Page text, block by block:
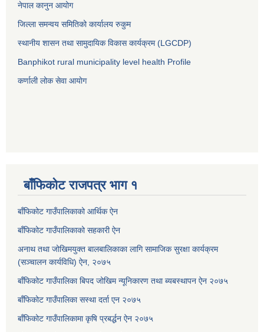
नेपाल कानुन आयोग
जिल्ला समन्वय समितिको कार्यालय रुकुम
स्थानीय शासन तथा सामुदायिक विकास कार्यक्रम (LGCDP)
Banphikot rural municipality level health Profile
कर्णाली लोक सेवा आयाेग
बाँफिकोट राजपत्र भाग १
बाँफिकोट गाउँपालिकाको आर्थिक ऐन
बाँफिकोट गाउँपालिकाको सहकारी ऐन
अनाथ तथा जोखिमयुक्त बालबालिकाका लागि सामाजिक सुरक्षा कार्यक्रम
(सञ्चालन कार्यविधि) ऐन, २०७५
बाँफिकोट गाउँपालिका बिपद जोखिम न्यूनिकारण तथा ब्यबस्थापन ऐन २०७५
बाँफिकोट गाउँपालिका सस्था दर्ता एन २०७५
बाँफिकोट गाउँपालिकामा कृषि प्रबर्द्धन ऐन २०७५